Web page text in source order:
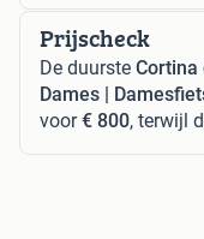
Prijscheck
De duurste Cortina
Dames |
voor€ 800, terwijl